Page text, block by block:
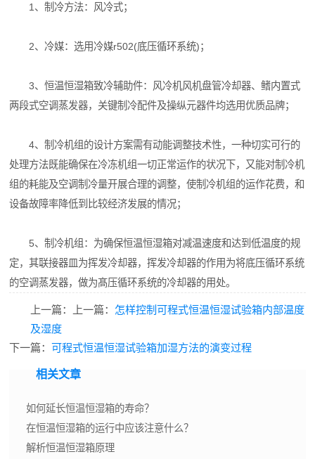
1、制冷方法：风冷式；
2、冷媒：选用冷媒r502(底压循环系统)；
3、恒温恒湿箱致冷辅助件：风冷机风机盘管冷却器、鳍内置式
两段式空调蒸发器，关键制冷配件及操纵元器件均选用优质品牌；
4、制冷机组的设计方案需有动能调整技术性，一种切实可行的
处理方法既能确保在冷冻机组一切正常运作的状况下，又能对制冷机
组的耗能及空调制冷量开展合理的调整，使制冷机组的运作花费，和
设备故障率降低到比较经济发展的情况；
5、制冷机组：为确保恒温恒湿箱对减温速度和达到低温度的规
定，其联接器皿为挥发冷却器，挥发冷却器的作用为将底压循环系统
的空调蒸发器，做为髙压循环系统的冷却器的用处。
上一篇：上一篇： 怎样控制可程式恒温恒湿试验箱内部温度
及湿度
下一篇：可程式恒温恒湿试验箱加湿方法的演变过程
相关文章
如何延长恒温恒湿箱的寿命？
在恒温恒湿箱的运行中应该注意什么？
解析恒温恒湿箱原理